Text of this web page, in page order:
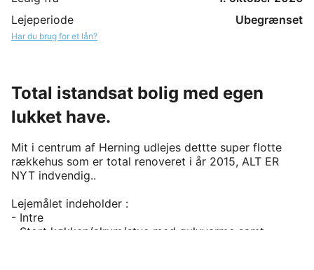
Lejeperiode
Ubegrænset
Har du brug for et lån?
Total istandsat bolig med egen
lukket have.
Mit i centrum af Herning udlejes dettte super flotte
rækkehus som er total renoveret i år 2015, ALT ER
NYT indvendig..
Lejemålet indeholder :
- Intre
- Stort køkken/alrum/stue med gulvvarme samt